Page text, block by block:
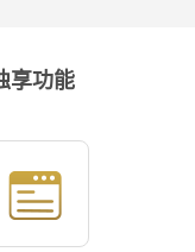
享功能